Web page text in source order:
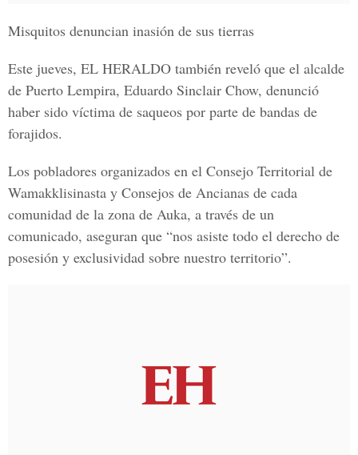
Misquitos denuncian inasión de sus tierras
Este jueves, EL HERALDO también reveló que el alcalde
de Puerto Lempira, Eduardo Sinclair Chow, denunció
haber sido víctima de saqueos por parte de bandas de
forajidos.
Los pobladores organizados en el Consejo Territorial de
Wamakklisinasta y Consejos de Ancianas de cada
comunidad de la zona de Auka, a través de un
comunicado, aseguran que “nos asiste todo el derecho de
posesión y exclusividad sobre nuestro territorio”.